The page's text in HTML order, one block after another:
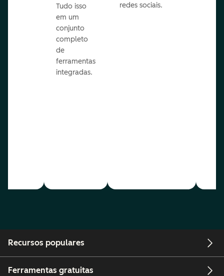
Tudo isso
em um
conjunto
completo
de
ferramentas
integradas.
redes sociais.
Recursos populares
Ferramentas gratuitas